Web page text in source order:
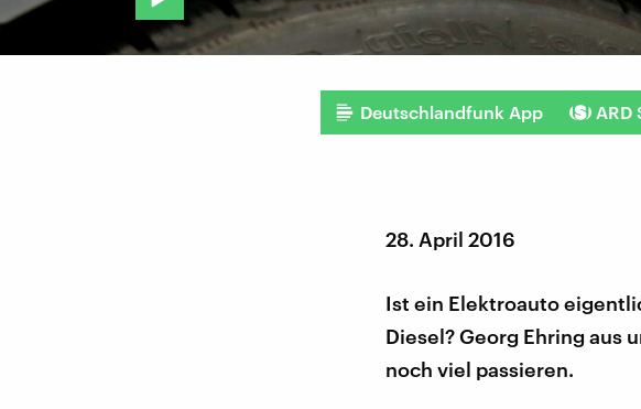
Deutschlandfunk App ARD
28. April 2016
Ist ein Elektroauto
Diesel? Georg Ehring aus
noch viel passieren.